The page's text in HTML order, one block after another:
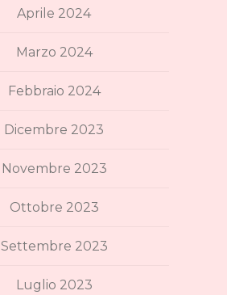
Aprile 2024
Marzo 2024
Febbraio 2024
Dicembre 2023
Novembre 2023
Ottobre 2023
Settembre 2023
Luglio 2023